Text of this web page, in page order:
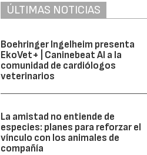
ÚLTIMAS NOTICIAS
Boehringer Ingelheim presenta
EkoVet+ | Caninebeat AI a la
comunidad de cardiólogos
veterinarios
La amistad no entiende de
especies: planes para reforzar el
vínculo con los animales de
compañía